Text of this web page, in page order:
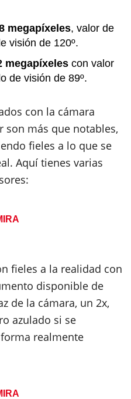
megapíxeles, valor de
visión de 120º.
megapíxeles con valor
de visión de 89º.
con la cámara
son más que notables,
fieles a lo que se
Aquí tienes varias
fieles a la realidad con
disponible de
de la cámara, un 2x,
azulado si se
realmente